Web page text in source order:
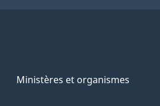
Ministères et organismes